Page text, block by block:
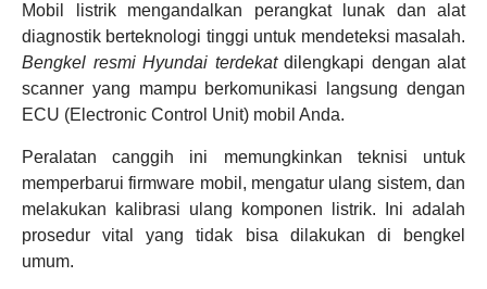
Mobil listrik mengandalkan perangkat lunak dan alat
diagnostik berteknologi tinggi untuk mendeteksi masalah.
Bengkel resmi Hyundai terdekatdilengkapi dengan alat
scanner yang mampu berkomunikasi langsung dengan
ECU (Electronic Control Unit) mobil Anda.
Peralatan canggih ini memungkinkan teknisi untuk
memperbarui firmware mobil, mengatur ulang sistem, dan
melakukan kalibrasi ulang komponen listrik. Ini adalah
prosedur vital yang tidak bisa dilakukan di bengkel
umum.